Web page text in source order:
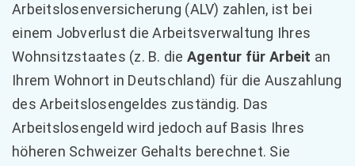
Arbeitslosenversicherung (ALV) zahlen, ist bei
einem Jobverlust die Arbeitsverwaltung Ihres
Wohnsitzstaates (z. B. die Agentur für Arbeit an
Ihrem Wohnort in Deutschland) für die Auszahlung
des Arbeitslosengeldes zuständig. Das
Arbeitslosengeld wird jedoch auf Basis Ihres
höheren Schweizer Gehalts berechnet. Sie